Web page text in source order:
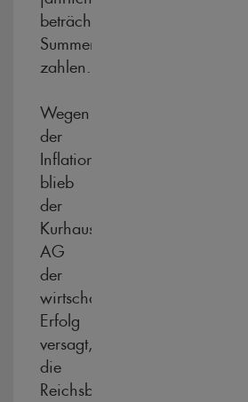
beträchtliche
Summen
zahlen.
Wegen
der
Inflation
blieb
der
Kurhaus
AG
der
wirtschaftliche
Erfolg
versagt,
die
Reichsbahn